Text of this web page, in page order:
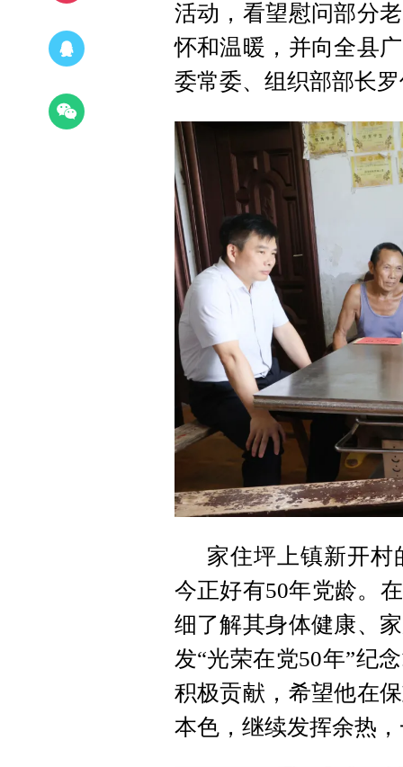
活动，看望慰问部分
怀和温暖，并向全县
委常委、组织部部长
家住坪上镇新开村
今正好有50年党龄。
细了解其身体健康、
发“光荣在党50年”纪
积极贡献，希望他在
本色，继续发挥余热